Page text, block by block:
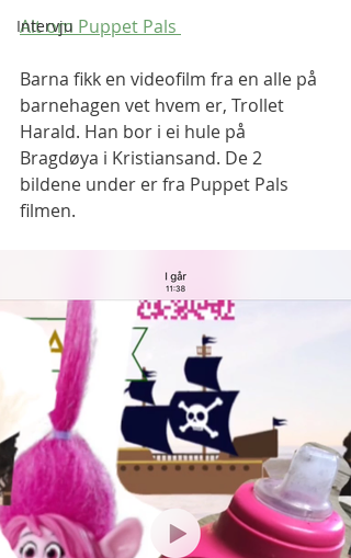
Intervju
Alt om Puppet Pals
Barna fikk en videofilm fra en alle på
barnehagen vet hvem er, Trollet
Harald. Han bor i ei hule på
Bragdøya i Kristiansand. De 2
bildene under er fra Puppet Pals
filmen.